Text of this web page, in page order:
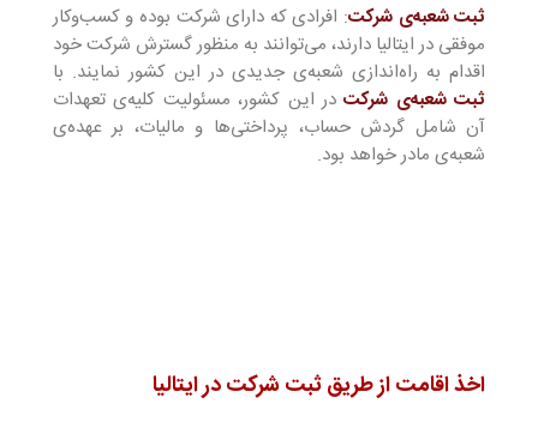
ثبت شعبه‌ی شرکت: افرادی که دارای شرکت بوده و کسب‌وکار
موفقی در ایتالیا دارند، می‌توانند به منظور گسترش شرکت خود
اقدام به راه‌اندازی شعبه‌ی جدیدی در این کشور نمایند. با
ثبت شعبه‌ی شرکتدر این کشور، مسئولیت کلیه‌ی تعهدات
آن شامل گردش حساب، پرداختی‌ها و مالیات، بر عهده‌ی
شعبه‌ی مادر خواهد بود.
اخذ اقامت از طریق ثبت شرکت در ایتالیا